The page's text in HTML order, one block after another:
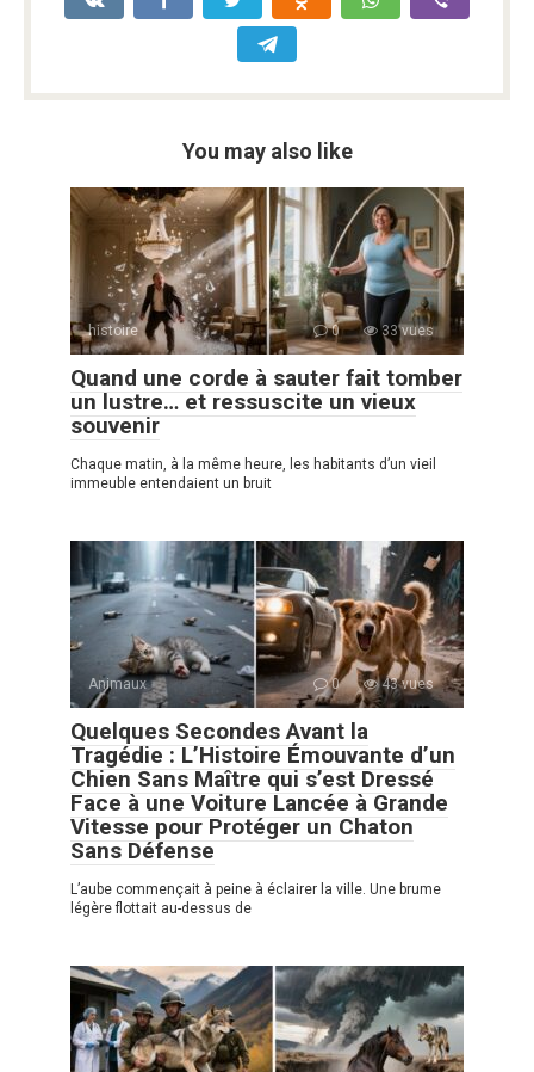
You may also like
histoire 0 33 vues
Quand une corde à sauter fait tomber
un lustre… et ressuscite un vieux
souvenir
Chaque matin, à la même heure, les habitants d’un vieil
immeuble entendaient un bruit
Animaux 0 43 vues
Quelques Secondes Avant la
Tragédie : L’Histoire Émouvante d’un
Chien Sans Maître qui s’est Dressé
Face à une Voiture Lancée à Grande
Vitesse pour Protéger un Chaton
Sans Défense
L’aube commençait à peine à éclairer la ville. Une brume
légère flottait au-dessus de